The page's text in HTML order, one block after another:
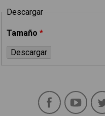
Descargar
Tamaño *
Social